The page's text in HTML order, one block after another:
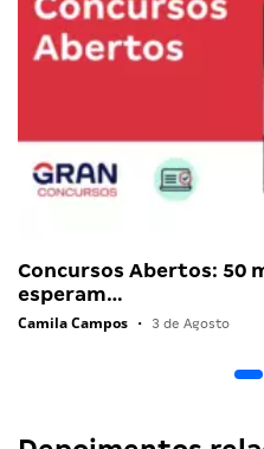
Concursos Abertos: 50
esperam…
Camila Campos • 3 de Agosto